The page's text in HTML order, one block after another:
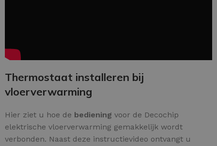
Thermostaat installeren bij
vloerverwarming
Hier ziet u hoe de bediening voor de Decochip
elektrische vloerverwarming gemakkelijk wordt
verbonden. Naast deze instructievideo ontvangt u